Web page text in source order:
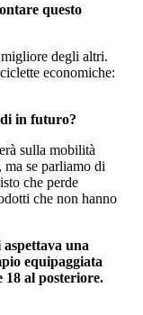
questo
degli altri.
economiche:
in futuro?
sulla mobilità
ma se parliamo di
che perde
che non hanno
una
equipaggiata
18 al posteriore.